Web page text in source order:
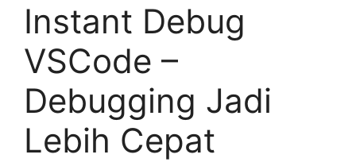
Instant Debug
VSCode –
Debugging Jadi
Lebih Cepat